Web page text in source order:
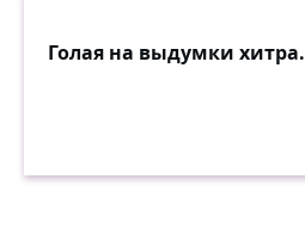
Голая на выдумки хитра.